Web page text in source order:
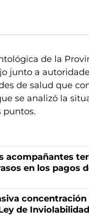
de la
junto a
de salud que
se analizó la
puntos.
acompañantes
en los pagos
de